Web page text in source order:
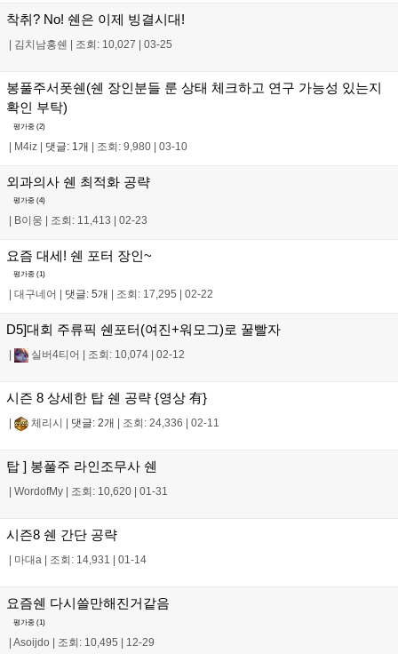
착취? No! 쉔은 이제 빙결시대!
김치남홍쉔 조회: 10,027 03-25
봉풀주서폿쉔(쉔 장인분들 룬 상태 체크하고 연구 가능성 있는지
확인 부탁)
평가중 (2)
| M4iz | 댓글: 1개 | 조회: 9,980 | 03-10
외과의사 쉔 최적화 공략
평가중 (4)
B이웅 조회: 11,413 02-23
요즘 대세! 쉔 포터 장인~
평가중 (1)
대구네어 댓글: 5개 조회: 17,295 02-22
D5]대회 주류픽 쉔포터(여진+워모그)로 꿀빨자
실버4티어 조회: 10,074 02-12
시즌 8 상세한 탑 쉔 공략 {영상 有}
체리시 댓글: 2개 조회: 24,336 02-11
탑 ] 봉풀주 라인조무사 쉔
WordofMy 조회: 10,620 01-31
시즌8 쉔 간단 공략
마대a 조회: 14,931 01-14
요즘쉔 다시쓸만해진거같음
평가중 (1)
| Asoijdo | 조회: 10,495 | 12-29